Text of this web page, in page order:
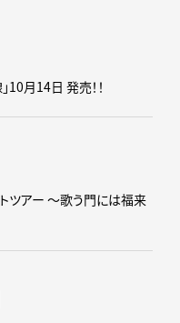
10月14日 発売！！
トツアー ～歌う門には福来